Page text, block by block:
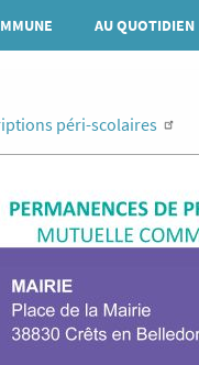
AU QUOTIDIEN
péri-scolaires